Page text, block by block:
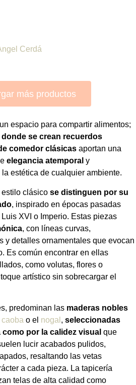
Cerdá
más productos
espacio para compartir alimentos;
se crean recuerdos
comedor clásicas aportan una
elegancia atemporal y
la estética de cualquier ambiente.
estilo clásico se distinguen por su
, inspirado en épocas pasadas
XVI o Imperio. Estas piezas
, con líneas curvas,
y detalles ornamentales que evocan
Es común encontrar en ellas
como volutas, flores o
artístico sin sobrecargar el
predominan las maderas nobles
caoba o el nogal , seleccionadas
por la calidez visual que
lucir acabados pulidos,
resaltando las vetas
a cada pieza. La tapicería
telas de alta calidad como